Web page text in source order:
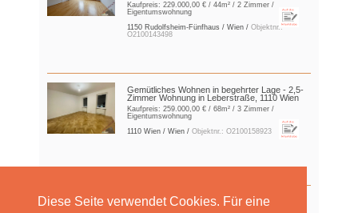
Diese Seite verwendet Cookies. Für eine
Kaufpreis: 229.000,00 € / 44m² / 2 Zimmer /
Eigentumswohnung
1150 Rudolfsheim-Fünfhaus / Wien / Objektnr.:
O2100143498
Gemütliches Wohnen in begehrter Lage - 2,5-
Zimmer Wohnung in Leberstraße, 1110 Wien
Kaufpreis: 259.000,00 € / 68m² / 3 Zimmer /
Eigentumswohnung
1110 Wien / Wien / Objektnr.: O2100158923
Entzückende 3 Zimmer Wohnung (T09) im 15.